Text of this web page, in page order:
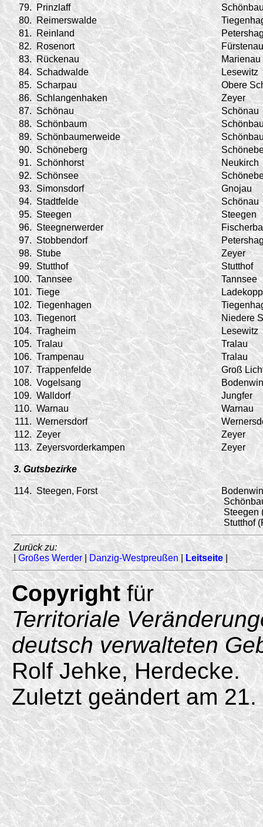
79.
Prinzlaff
80.
Reimerswalde
81. Reinland
82. Rosenort
Fürstenau
83. Rückenau
Marienau
84. Schadwalde
Lesewitz
85. Scharpau
Obere
86. Schlangenhaken
Zeyer
87. Schönau
Schönau
88. Schönbaum
89. Schönbaumerweide
90. Schöneberg
91. Schönhorst
Neukirch
92. Schönsee
93. Simonsdorf
Gnojau
94. Stadtfelde
Schönau
95. Steegen
Steegen
96. Steegnerwerder
97. Stobbendorf
98. Stube
Zeyer
99. Stutthof
Stutthof
100. Tannsee
Tannsee
101. Tiege
Ladekopp
102. Tiegenhagen
103. Tiegenort
Niedere
104. Tragheim
Lesewitz
105. Tralau
Tralau
106. Trampenau
Tralau
107. Trappenfelde
Groß
108. Vogelsang
109. Walldorf
Jungfer
110. Warnau
Warnau
111. Wernersdorf
112. Zeyer
Zeyer
113. Zeyersvorderkampen Zeyer
3. Gutsbezirke
114. Steegen, Forst
Steegen
Stutthof
Zurück zu:
|Großes Werder|Danzig-Westpreußen|Leitseite
Copyrightfür
Territoriale
deutsch verwalteten
Rolf Jehke, Herdecke.
Zuletzt geändert am